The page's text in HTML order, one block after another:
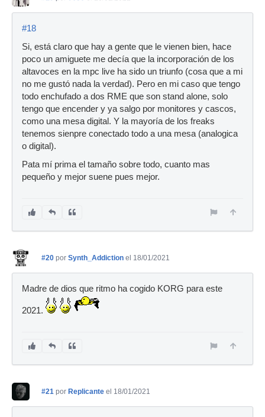
#18
Si, está claro que hay a gente que le vienen bien, hace
poco un amiguete me decía que la incorporación de los
altavoces en la mpc live ha sido un triunfo (cosa que a mi
no me gustó nada la verdad). Pero en mi caso que tengo
todo enchufado a dos RME que son stand alone, solo
tengo que encender y ya salgo por monitores y cascos,
como una mesa digital. Y la mayoría de los freaks
tenemos sienpre conectado todo a una mesa (analogica
o digital).
Pata mí prima el tamaño sobre todo, cuanto mas
pequeño y mejor suene pues mejor.
#20 por Synth_Addiction el 18/01/2021
Madre de dios que ritmo ha cogido KORG para este
2021.
#21 por Replicante el 18/01/2021